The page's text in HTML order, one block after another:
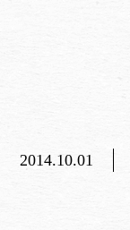
2014.10.01